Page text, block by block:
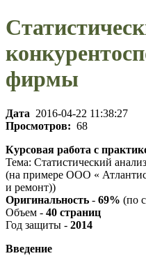
фирмы
Дата 2016-04-22 11:38:27
Просмотров: 68
Курсовая работа с
Тема: Статистический
(на примере ООО « Атлантис
и ремонт))
Оригинальность - 69% (по
Объем - 40 страниц
Год защиты - 2014
Введение